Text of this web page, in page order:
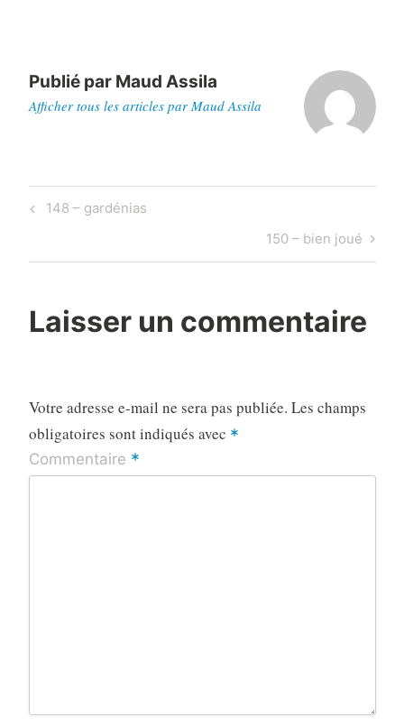
Publié par Maud Assila
Afficher tous les articles par Maud Assila
Navigation
Previous
148 – gardénias
Next
Post
150 – bien joué
Laisser un commentaire
Votre adresse e-mail ne sera pas publiée. Les champs
obligatoires sont indiqués avec *
Commentaire *